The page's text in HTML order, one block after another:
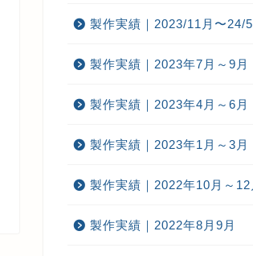
製作実績｜2023/11月〜24/5
製作実績｜2023年7月～9月
製作実績｜2023年4月～6月
製作実績｜2023年1月～3月
製作実績｜2022年10月～12
製作実績｜2022年8月9月